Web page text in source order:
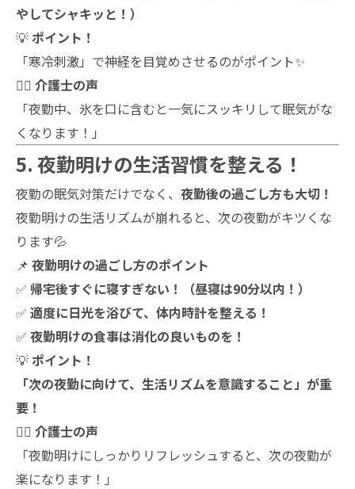
やしてシャキッと！）
💡 ポイント！
「寒冷刺激」で神経を目覚めさせるのがポイント✨
👩‍⚕️ 介護士の声
「夜勤中、氷を口に含むと一気にスッキリして眠気がな
くなります！」
5. 夜勤明けの生活習慣を整える！
夜勤の眠気対策だけでなく、 夜勤後の過ごし方も大切！
夜勤明けの生活リズムが崩れると、次の夜勤がキツくな
ります💦
📌 夜勤明けの過ごし方のポイント
✅ 帰宅後すぐに寝すぎない！（昼寝は90分以内！）
✅ 適度に日光を浴びて、体内時計を整える！
✅ 夜勤明けの食事は消化の良いものを！
💡 ポイント！
「次の夜勤に向けて、生活リズムを意識すること」が重
要！
👩‍⚕️ 介護士の声
「夜勤明けにしっかりリフレッシュすると、次の夜勤が
楽になります！」